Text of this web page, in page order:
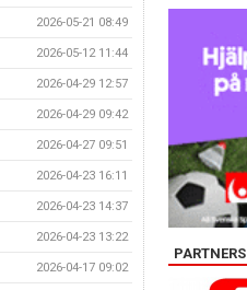
2026-05-21 08:49
2026-05-12 11:44
2026-04-29 12:57
2026-04-29 09:42
2026-04-27 09:51
2026-04-23 16:11
2026-04-23 14:37
2026-04-23 13:22
2026-04-17 09:02
PARTNERS